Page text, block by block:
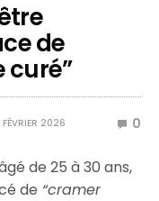
de
curé”
2026 0
de 25 à 30 ans,
de “cramer